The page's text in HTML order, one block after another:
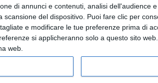
di annunci e contenuti, analisi dell'audience e
scansione del dispositivo. Puoi fare clic per
e modificare le tue preferenze prima di
si applicheranno solo a questo sito
web.
Reg. Imprese Milano - C.F. e n° iscrizione
Testata giornalistica Registrata n°286 - 3 Aprile